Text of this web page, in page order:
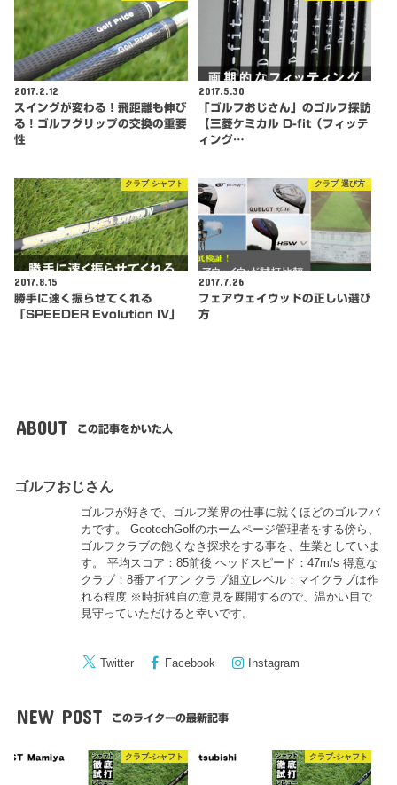
2017.2.12
スイングが変わる！飛距離も伸び
る！ゴルフグリップの交換の重要
性
2017.5.30
「ゴルフおじさん」のゴルフ探訪
【三菱ケミカル D-fit（フィッテ
ィング…
クラブ-シャフト
2017.8.15
勝手に速く振らせてくれる
「SPEEDER Evolution IV」
クラブ-選び方
2017.7.26
フェアウェイウッドの正しい選び
方
ABOUT この記事をかいた人
ゴルフおじさん
ゴルフが好きで、ゴルフ業界の仕事に就くほどのゴルフバ
カです。 GeotechGolfのホームページ管理者をする傍ら、
ゴルフクラブの飽くなき探求をする事を、生業としていま
す。 平均スコア：85前後 ヘッドスピード：47m/s 得意な
クラブ：8番アイアン クラブ組立レベル：マイクラブは作
れる程度 ※時折独自の意見を展開するので、温かい目で
見守っていただけると幸いです。
Twitter Facebook Instagram
NEW POST このライターの最新記事
クラブ-シャフト クラブ-シャフト